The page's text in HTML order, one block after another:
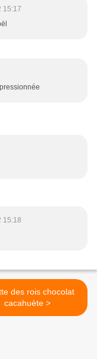
15:17
15:18
des rois chocolat
cacahuète >